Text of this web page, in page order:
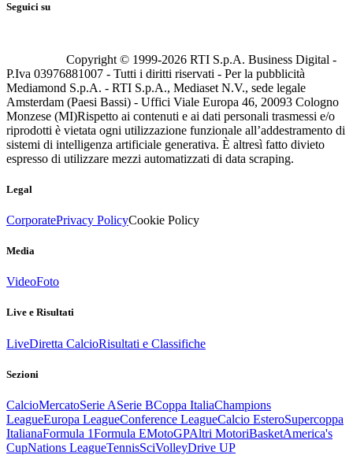
Seguici su
Copyright © 1999-2026 RTI S.p.A. Business Digital -
P.Iva 03976881007 - Tutti i diritti riservati - Per la pubblicità
Mediamond S.p.A. - RTI S.p.A., Mediaset N.V., sede legale
Amsterdam (Paesi Bassi) - Uffici Viale Europa 46, 20093 Cologno
Monzese (MI)Rispetto ai contenuti e ai dati personali trasmessi e/o
riprodotti è vietata ogni utilizzazione funzionale all’addestramento di
sistemi di intelligenza artificiale generativa. È altresì fatto divieto
espresso di utilizzare mezzi automatizzati di data scraping.
Legal
CorporatePrivacy PolicyCookie Policy
Media
VideoFoto
Live e Risultati
LiveDiretta CalcioRisultati e Classifiche
Sezioni
CalcioMercatoSerie ASerie BCoppa ItaliaChampions
LeagueEuropa LeagueConference LeagueCalcio EsteroSupercoppa
ItalianaFormula 1Formula EMotoGPAltri MotoriBasketAmerica's
CupNations LeagueTennisSciVolleyDrive UP